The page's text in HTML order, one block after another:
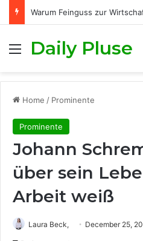
Menu
Daily Pluse
Home / Prominente
Prominente
Johann
über sein
Arbeit weiß
Laura Beck, December 25,